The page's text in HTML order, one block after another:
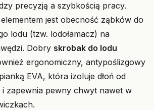
precyzją a szybkością pracy.
jest obecność ząbków do
lodu (tzw. lodołamacz) na
Dobry skrobak do lodu
ergonomiczny, antypoślizgowy
EVA, która izoluje dłoń od
i zapewnia pewny chwyt nawet w